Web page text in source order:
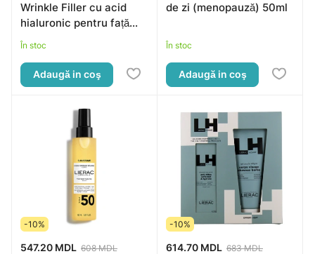
Wrinkle Filler cu acid
hialuronic pentru față
15ml
În stoc
Adaugă in coş
de zi (menopauză) 50ml
În stoc
Adaugă in coş
-10%
547.20 MDL 608 MDL
-10%
614.70 MDL 683 MDL